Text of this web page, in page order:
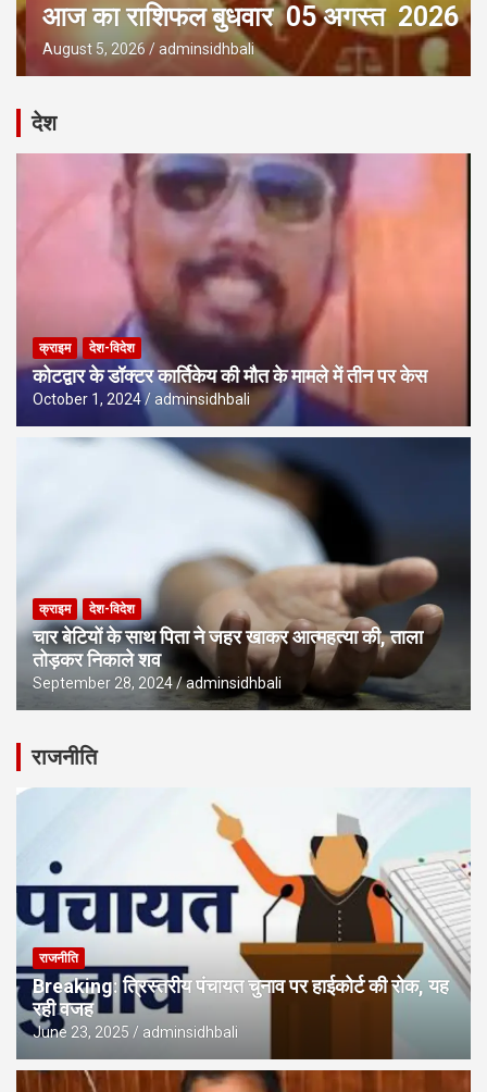
आज का राशिफल बुधवार 05 अगस्त 2026
August 5, 2026 adminsidhbali
देश
क्राइम देश-विदेश
कोटद्वार के डॉक्टर कार्तिकेय की मौत के मामले में तीन पर केस
October 1, 2024 adminsidhbali
क्राइम देश-विदेश
चार बेटियों के साथ पिता ने जहर खाकर आत्महत्या की, ताला
तोड़कर निकाले शव
September 28, 2024 adminsidhbali
राजनीति
राजनीति
Breaking: त्रिस्तरीय पंचायत चुनाव पर हाईकोर्ट की रोक, यह
रही वजह
June 23, 2025 adminsidhbali